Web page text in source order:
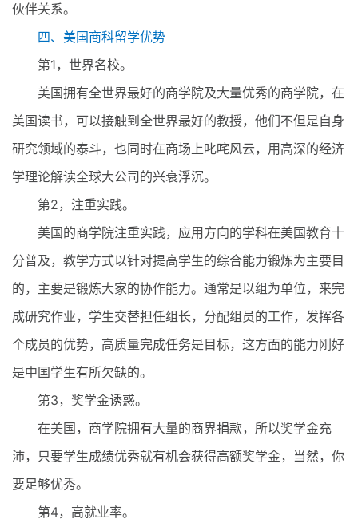
伙伴关系。
四、美国商科留学优势
第1，世界名校。
美国拥有全世界最好的商学院及大量优秀的商学院，在
美国读书，可以接触到全世界最好的教授，他们不但是自身
研究领域的泰斗，也同时在商场上叱咤风云，用高深的经济
学理论解读全球大公司的兴衰浮沉。
第2，注重实践。
美国的商学院注重实践，应用方向的学科在美国教育十
分普及，教学方式以针对提高学生的综合能力锻炼为主要目
的，主要是锻炼大家的协作能力。通常是以组为单位，来完
成研究作业，学生交替担任组长，分配组员的工作，发挥各
个成员的优势，高质量完成任务是目标，这方面的能力刚好
是中国学生有所欠缺的。
第3，奖学金诱惑。
在美国，商学院拥有大量的商界捐款，所以奖学金充
沛，只要学生成绩优秀就有机会获得高额奖学金，当然，你
要足够优秀。
第4，高就业率。